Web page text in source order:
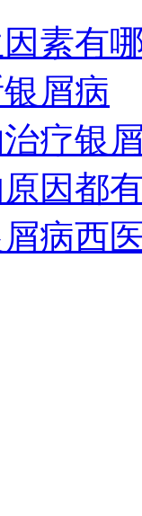
素有
屑病
疗银
因都
病西